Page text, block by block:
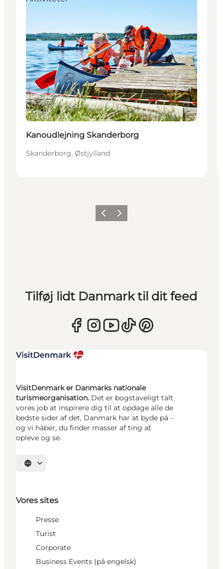
Kanoudlejning Skanderborg
Skanderborg, Østjylland
ForrigeNæste
Tilføj lidt Danmark til dit feed
VisitDenmark er Danmarks nationale
turismeorganisation. Det er bogstaveligt talt
vores job at inspirere dig til at opdage alle de
bedste sider af det, Danmark har at byde på -
og vi håber, du finder masser af ting at
opleve og se.
Vælg sprog
Vores sites
Presse
Turist
Corporate
Business Events (på engelsk)